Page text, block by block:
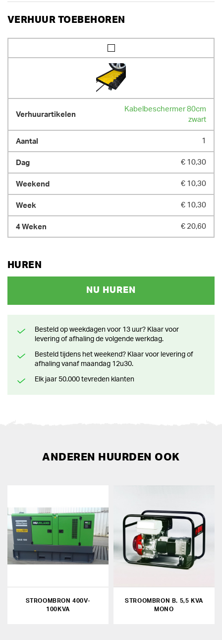
VERHUUR TOEBEHOREN
Kabelbeschermer 80cm
zwart
1
€ 10,30
€ 10,30
€ 10,30
€ 20,60
HUREN
NU HUREN
Besteld op weekdagen voor 13 uur? Klaar voor
levering of afhaling de volgende werkdag.
Besteld tijdens het weekend? Klaar voor levering of
afhaling vanaf maandag 12u30.
Elk jaar 50.000 tevreden klanten
ANDEREN HUURDEN OOK
STROOMBRON 400V-
100KVA
STROOMBRON B. 5,5 KVA
MONO